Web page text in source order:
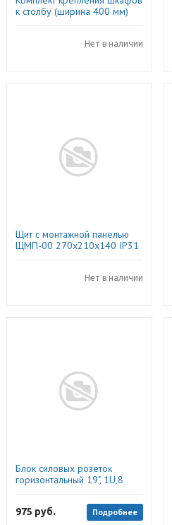
к столбу (ширина 400 мм)
Нет в наличии
Щит с монтажной панелью
ЩМП-00 270х210х140 IP31
Нет в наличии
Блок силовых розеток
горизонтальный 19", 1U,8
975 руб. Подробнее